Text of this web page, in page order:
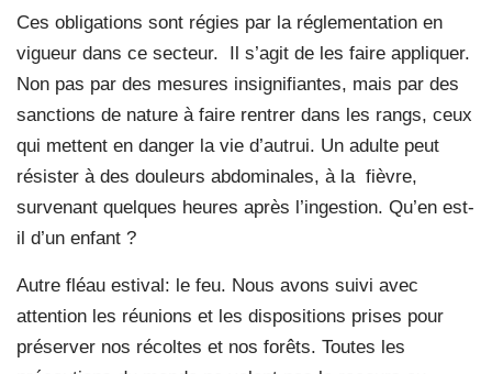
Ces obligations sont régies par la réglementation en
vigueur dans ce secteur. Il s’agit de les faire appliquer.
Non pas par des mesures insignifiantes, mais par des
sanctions de nature à faire rentrer dans les rangs, ceux
qui mettent en danger la vie d’autrui. Un adulte peut
résister à des douleurs abdominales, à la fièvre,
survenant quelques heures après l’ingestion. Qu’en est-
il d’un enfant ?
Autre fléau estival: le feu. Nous avons suivi avec
attention les réunions et les dispositions prises pour
préserver nos récoltes et nos forêts. Toutes les